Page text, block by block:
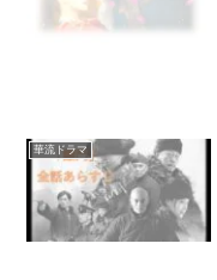
華流ドラマ